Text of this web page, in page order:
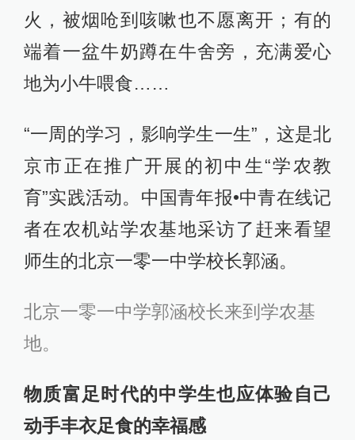
火，被烟呛到咳嗽也不愿离开；有的
端着一盆牛奶蹲在牛舍旁，充满爱心
地为小牛喂食……
“一周的学习，影响学生一生”，这是北
京市正在推广开展的初中生“学农教
育”实践活动。中国青年报•中青在线记
者在农机站学农基地采访了赶来看望
师生的北京一零一中学校长郭涵。
北京一零一中学郭涵校长来到学农基
地。
物质富足时代的中学生也应体验自己
动手丰衣足食的幸福感